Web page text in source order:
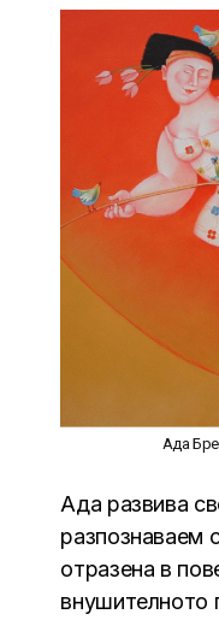
Ада
Ада развива
разпознаваем
отразена в
внушителното